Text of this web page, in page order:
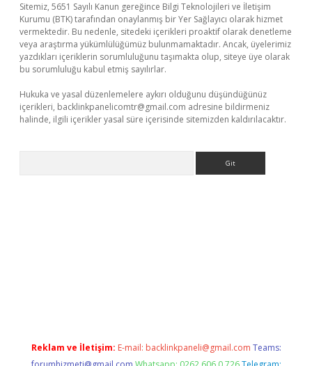
Sitemiz, 5651 Sayılı Kanun gereğince Bilgi Teknolojileri ve İletişim
Kurumu (BTK) tarafından onaylanmış bir Yer Sağlayıcı olarak hizmet
vermektedir. Bu nedenle, sitedeki içerikleri proaktif olarak denetleme
veya araştırma yükümlülüğümüz bulunmamaktadır. Ancak, üyelerimiz
yazdıkları içeriklerin sorumluluğunu taşımakta olup, siteye üye olarak
bu sorumluluğu kabul etmiş sayılırlar.
Hukuka ve yasal düzenlemelere aykırı olduğunu düşündüğünüz
içerikleri, backlinkpanelicomtr@gmail.com adresine bildirmeniz
halinde, ilgili içerikler yasal süre içerisinde sitemizden kaldırılacaktır.
Reklam ve İletişim: E-mail: backlinkpaneli@gmail.com Teams: